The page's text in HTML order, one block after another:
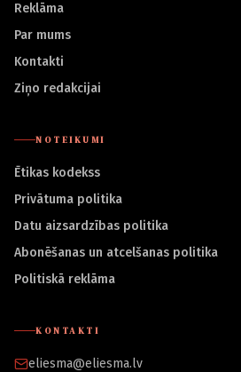
Reklāma
Par mums
Kontakti
Ziņo redakcijai
NOTEIKUMI
Ētikas kodekss
Privātuma politika
Datu aizsardzības politika
Abonēšanas un atcelšanas politika
Politiskā reklāma
KONTAKTI
eliesma@eliesma.lv